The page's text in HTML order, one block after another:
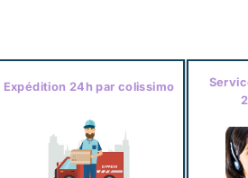
Expédition 24h par colissimo